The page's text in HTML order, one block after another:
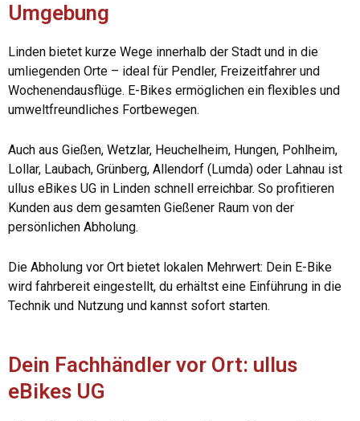
Umgebung
Linden bietet kurze Wege innerhalb der Stadt und in die
umliegenden Orte – ideal für Pendler, Freizeitfahrer und
Wochenendausflüge. E-Bikes ermöglichen ein flexibles und
umweltfreundliches Fortbewegen.
Auch aus Gießen, Wetzlar, Heuchelheim, Hungen, Pohlheim,
Lollar, Laubach, Grünberg, Allendorf (Lumda) oder Lahnau ist
ullus eBikes UG in Linden schnell erreichbar. So profitieren
Kunden aus dem gesamten Gießener Raum von der
persönlichen Abholung.
Die Abholung vor Ort bietet lokalen Mehrwert: Dein E-Bike
wird fahrbereit eingestellt, du erhältst eine Einführung in die
Technik und Nutzung und kannst sofort starten.
Dein Fachhändler vor Ort: ullus
eBikes UG